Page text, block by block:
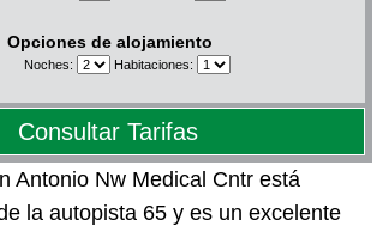
Opciones de alojamiento
Noches: Habitaciones:
Consultar Tarifas
Antonio Nw Medical Cntr está
la autopista 65 y es un excelente